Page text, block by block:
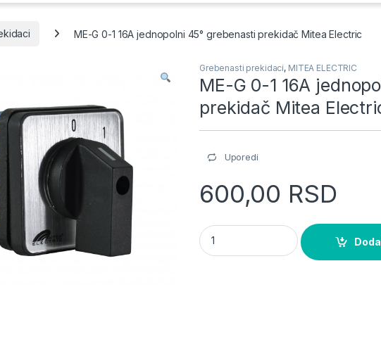
ME-G 0-1 16A jednopolni 45° grebenasti prekidač Mitea Electric
Grebenasti prekidaci, MITEA ELECTRIC
ME-G 0-1 16A
prekidač Mitea
Uporedi
600,00 RSD
ME-G 0-1 16A jednopolni 45°